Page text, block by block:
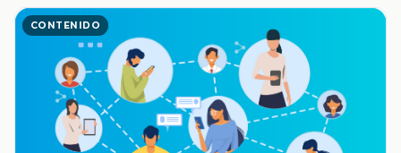
CONTENIDO